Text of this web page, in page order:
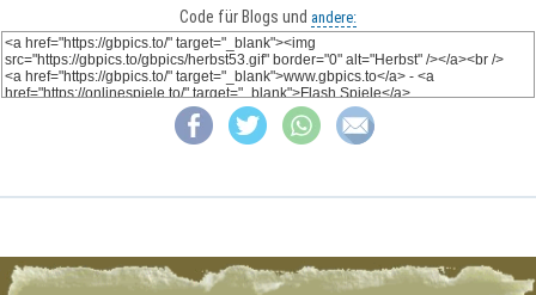
Code für Blogs und andere: